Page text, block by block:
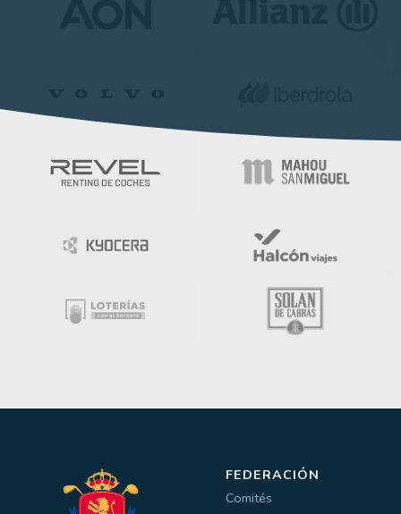
FEDERACIÓN
Comités